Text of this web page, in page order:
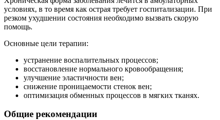
условиях, в то время как острая требует госпитализации. При
резком ухудшении состояния необходимо вызвать скорую
помощь.
Основные цели терапии:
устранение воспалительных процессов;
восстановление нормального кровообращения;
улучшение эластичности вен;
снижение проницаемости стенок вен;
оптимизация обменных процессов в мягких тканях.
Общие рекомендации